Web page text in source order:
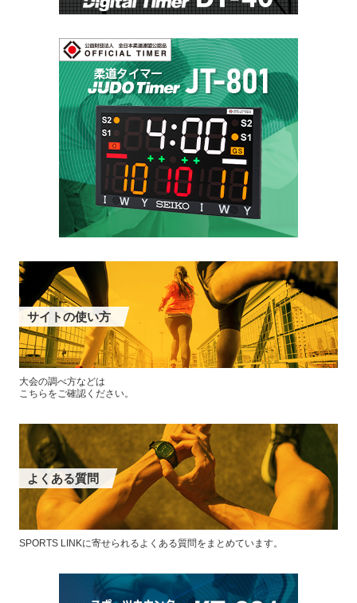
サイトの使い方
大会の調べ方などは
こちらをご確認ください。
よくある質問
SPORTS LINKに寄せられるよくある質問をまとめています。